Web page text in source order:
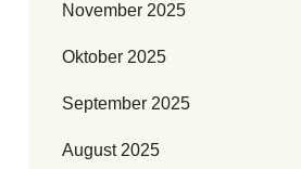
November 2025
Oktober 2025
September 2025
August 2025